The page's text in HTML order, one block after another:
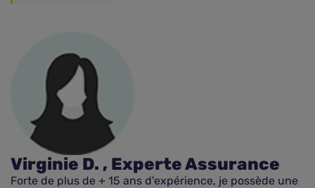
Virginie D. , Experte Assurance
Forte de plus de + 15 ans d'expérience, je possède une